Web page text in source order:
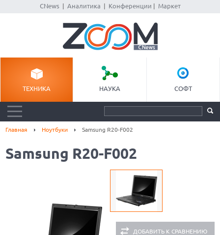
CNews| Аналитика Конференции Маркет
ТЕХНИКА НАУКА СОФТ
Главная Ноутбуки Samsung R20-F002
Samsung R20-F002
ДОБАВИТЬ К СРАВНЕНИЮ